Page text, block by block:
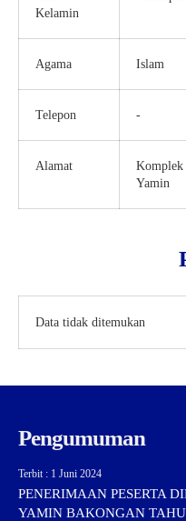
Kelamin
Agama Islam
Telepon -
Alamat
Komplek
Yamin
Data tidak ditemukan
Pengumuman
Terbit : 1 Juni 2024
PENERIMAAN PESERTA
YAMIN BAKONGAN